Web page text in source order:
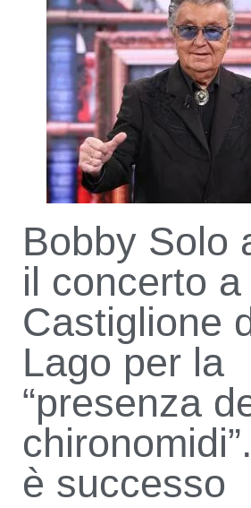
Bobby Solo
il concerto a
Castiglione
Lago per la
“presenza
è successo